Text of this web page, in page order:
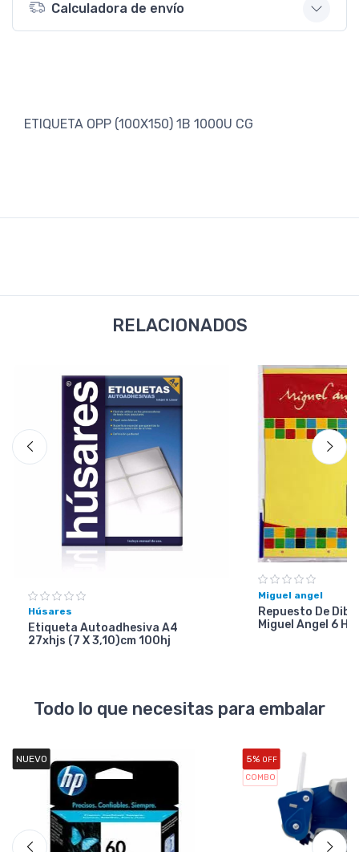
Calculadora de envío
ETIQUETA OPP (100X150) 1B 1000U CG
RELACIONADOS
Húsares
Etiqueta Autoadhesiva A4
27xhjs (7 X 3,10)cm 100hj
Miguel angel
Repuesto De
Miguel Angel 6
Todo lo que necesitas para embalar
NUEVO 5% OFF
COMBO